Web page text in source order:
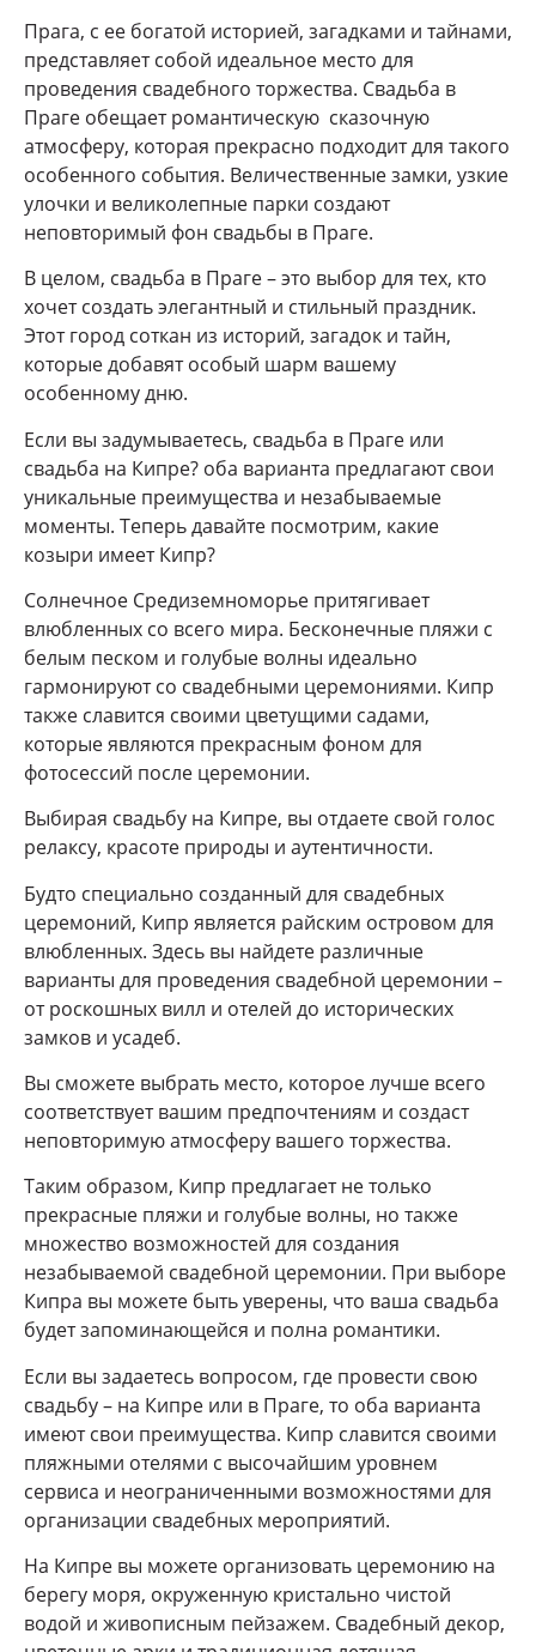
Прага, с ее богатой историей, загадками и тайнами,
представляет собой идеальное место для
проведения свадебного торжества. Свадьба в
Праге обещает романтическую сказочную
атмосферу, которая прекрасно подходит для такого
особенного события. Величественные замки, узкие
улочки и великолепные парки создают
неповторимый фон свадьбы в Праге.
В целом, свадьба в Праге – это выбор для тех, кто
хочет создать элегантный и стильный праздник.
Этот город соткан из историй, загадок и тайн,
которые добавят особый шарм вашему
особенному дню.
Если вы задумываетесь, свадьба в Праге или
свадьба на Кипре? оба варианта предлагают свои
уникальные преимущества и незабываемые
моменты. Теперь давайте посмотрим, какие
козыри имеет Кипр?
Солнечное Средиземноморье притягивает
влюбленных со всего мира. Бесконечные пляжи с
белым песком и голубые волны идеально
гармонируют со свадебными церемониями. Кипр
также славится своими цветущими садами,
которые являются прекрасным фоном для
фотосессий после церемонии.
Выбирая свадьбу на Кипре, вы отдаете свой голос
релаксу, красоте природы и аутентичности.
Будто специально созданный для свадебных
церемоний, Кипр является райским островом для
влюбленных. Здесь вы найдете различные
варианты для проведения свадебной церемонии –
от роскошных вилл и отелей до исторических
замков и усадеб.
Вы сможете выбрать место, которое лучше всего
соответствует вашим предпочтениям и создаст
неповторимую атмосферу вашего торжества.
Таким образом, Кипр предлагает не только
прекрасные пляжи и голубые волны, но также
множество возможностей для создания
незабываемой свадебной церемонии. При выборе
Кипра вы можете быть уверены, что ваша свадьба
будет запоминающейся и полна романтики.
Если вы задаетесь вопросом, где провести свою
свадьбу – на Кипре или в Праге, то оба варианта
имеют свои преимущества. Кипр славится своими
пляжными отелями с высочайшим уровнем
сервиса и неограниченными возможностями для
организации свадебных мероприятий.
На Кипре вы можете организовать церемонию на
берегу моря, окруженную кристально чистой
водой и живописным пейзажем. Свадебный декор,